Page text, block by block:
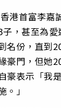
港首富李嘉
，甚至為
名份，直到
豪門，但她
豪表示「我
」